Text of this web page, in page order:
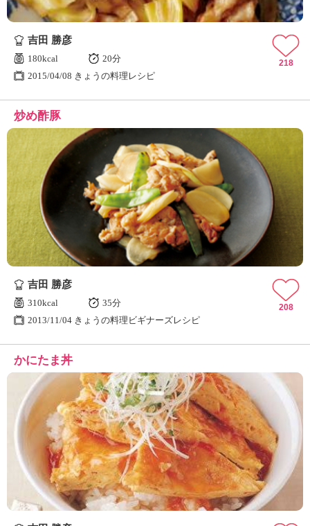
吉田 勝彦
180kcal
20分
2015/04/08 きょうの料理レシピ
218
炒め酢豚
吉田 勝彦
310kcal
35分
2013/11/04 きょうの料理ビギナーズレシピ
208
かにたま丼